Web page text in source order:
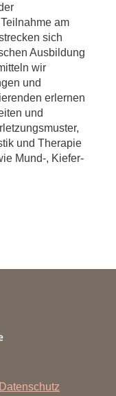
am
sich
Ausbildung
wir
und
erlernen
und
und Therapie
Mund-, Kiefer-
Datenschutz